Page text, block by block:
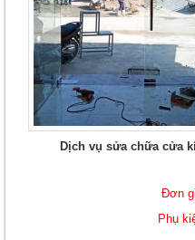
Dịch vụ sửa chữa cửa
Đơn
Phụ